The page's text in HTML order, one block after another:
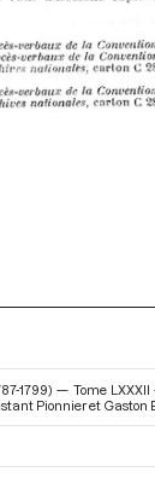
1799) — Tome
Pionnier et Gaston